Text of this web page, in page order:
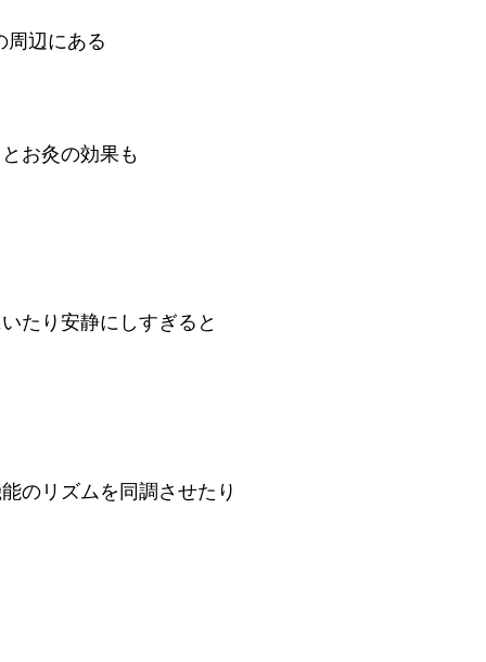
周辺にある
お灸の効果も
たり安静にしすぎると
のリズムを同調させたり